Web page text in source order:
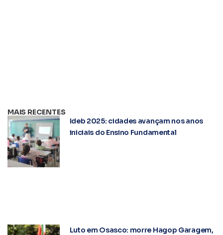
MAIS RECENTES
Ideb 2025: cidades avançam nos anos
iniciais do Ensino Fundamental
Luto em Osasco: morre Hagop Garagem,